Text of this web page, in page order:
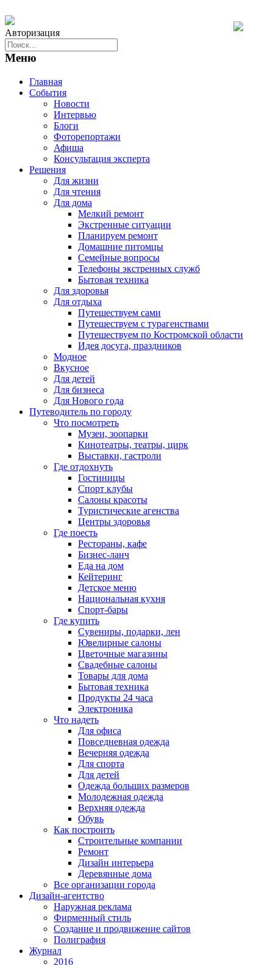
Авторизация
Меню
Главная
События
Новости
Интервью
Блоги
Фоторепортажи
Афиша
Консультация эксперта
Решения
Для жизни
Для чтения
Для дома
Мелкий ремонт
Экстренные ситуации
Планируем ремонт
Домашние питомцы
Семейные вопросы
Телефоны экстренных служб
Бытовая техника
Для здоровья
Для отдыха
Путешествуем сами
Путешествуем с турагенствами
Путешествуем по Костромской области
Идея досуга, праздников
Модное
Вкусное
Для детей
Для бизнеса
Для Нового года
Путеводитель по городу
Что посмотреть
Музеи, зоопарки
Кинотеатры, театры, цирк
Выставки, гастроли
Где отдохнуть
Гостиницы
Спорт клубы
Салоны красоты
Туристические агенства
Центры здоровья
Где поесть
Рестораны, кафе
Бизнес-ланч
Еда на дом
Кейтеринг
Детское меню
Национальная кухня
Спорт-бары
Где купить
Сувениры, подарки, лен
Ювелирные салоны
Цветочные магазины
Свадебные салоны
Товары для дома
Бытовая техника
Продукты 24 часа
Электроника
Что надеть
Для офиса
Повседневная одежда
Вечерняя одежда
Для спорта
Для детей
Одежда больших размеров
Молодежная одежда
Верхняя одежда
Обувь
Как построить
Строительные компании
Ремонт
Дизайн интерьера
Деревянные дома
Все организации города
Дизайн-агентство
Наружная реклама
Фирменный стиль
Создание и продвижение сайтов
Полиграфия
Журнал
2016